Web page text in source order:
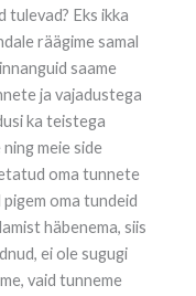
tulevad? Eks ikka
räägime samal
saame
ja vajadustega
ka teistega
meie side
oma tunnete
oma tundeid
häbenema, siis
ei ole sugugi
vaid tunneme